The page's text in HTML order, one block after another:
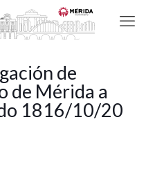
de
de Mérida a
1816/10/20